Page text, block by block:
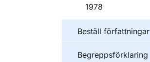
1978
Beställ författningar
Begreppsförklaring